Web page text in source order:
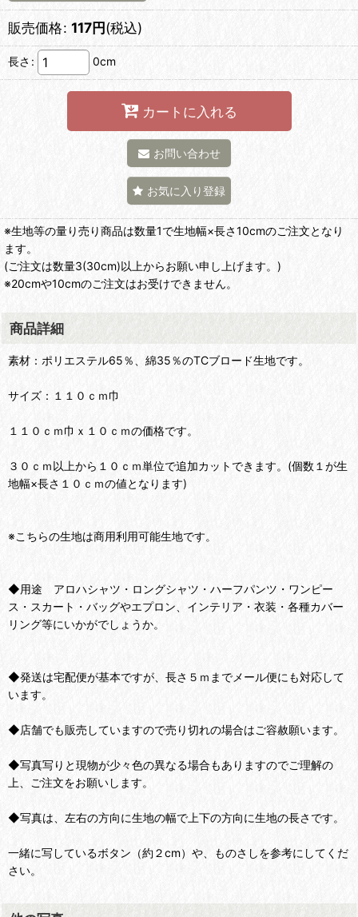
販売価格: 117円(税込)
長さ : 0cm
カートに入れる
お問い合わせ
お気に入り登録
※生地等の量り売り商品は数量1で生地幅×長さ10cmのご注文となり
ます。
(ご注文は数量3(30cm)以上からお願い申し上げます。)
※20cmや10cmのご注文はお受けできません。
商品詳細
素材：ポリエステル65％、綿35％のTCブロード生地です。
サイズ：１１０ｃｍ巾
１１０ｃｍ巾ｘ１０ｃｍの価格です。
３０ｃｍ以上から１０ｃｍ単位で追加カットできます。(個数１が生
地幅×長さ１０ｃｍの値となります)
※こちらの生地は商用利用可能生地です。
◆用途 アロハシャツ・ロングシャツ・ハーフパンツ・ワンピー
ス・スカート・バッグやエプロン、インテリア・衣装・各種カバー
リング等にいかがでしょうか。
◆発送は宅配便が基本ですが、長さ５ｍまでメール便にも対応して
います。
◆店舗でも販売していますので売り切れの場合はご容赦願います。
◆写真写りと現物が少々色の異なる場合もありますのでご理解の
上、ご注文をお願いします。
◆写真は、左右の方向に生地の幅で上下の方向に生地の長さです。
一緒に写しているボタン（約２cm）や、ものさしを参考にしてくだ
さい。